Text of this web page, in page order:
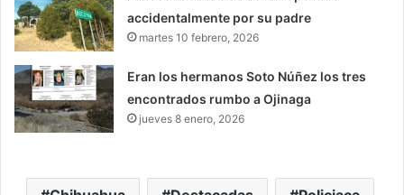
accidentalmente por su padre
martes 10 febrero, 2026
Eran los hermanos Soto Núñez los tres
encontrados rumbo a Ojinaga
jueves 8 enero, 2026